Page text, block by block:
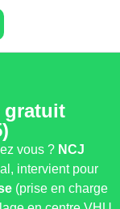
gratuit
vous ? NCJ
intervient pour
(prise en charge